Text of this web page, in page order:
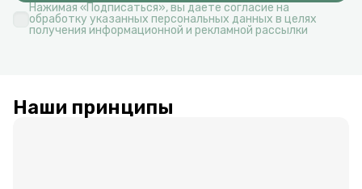
Нажимая «Подписаться», вы даете согласие на
обработку указанных персональных данных в целях
получения информационной и рекламной рассылки
Наши принципы